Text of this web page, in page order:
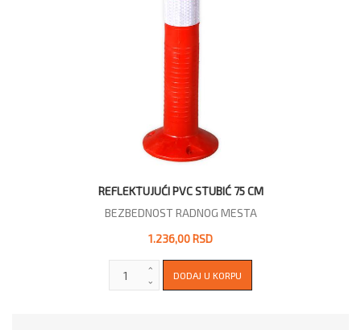
REFLEKTUJUĆI PVC STUBIĆ 75 CM
BEZBEDNOST RADNOG MESTA
1.236,00 RSD